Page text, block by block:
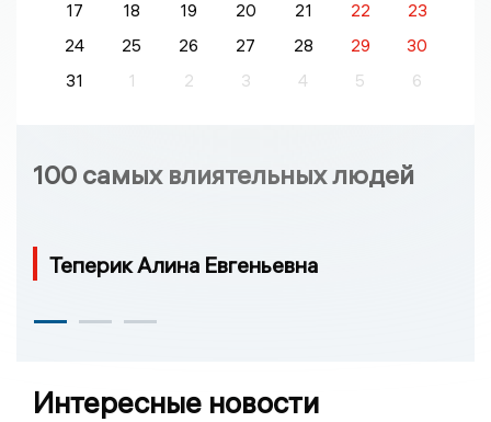
17
18 19 20 21 22
23
24
25 26 27 28 29
30
31
1 2 3 4 5 6
100 самых влиятельных людей
Теперик Алина Евгеньевна
Интересные новости